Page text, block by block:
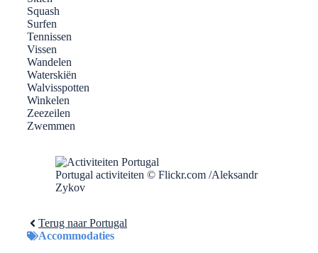
Squash
Surfen
Tennissen
Vissen
Wandelen
Waterskiën
Walvisspotten
Winkelen
Zeezeilen
Zwemmen
Portugal activiteiten © Flickr.com /Aleksandr
Zykov
Terug naar Portugal
Accommodaties